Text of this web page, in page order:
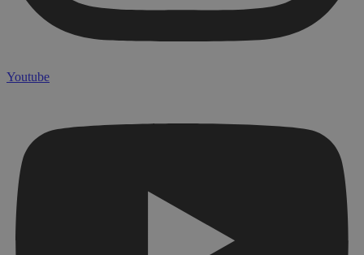
Youtube